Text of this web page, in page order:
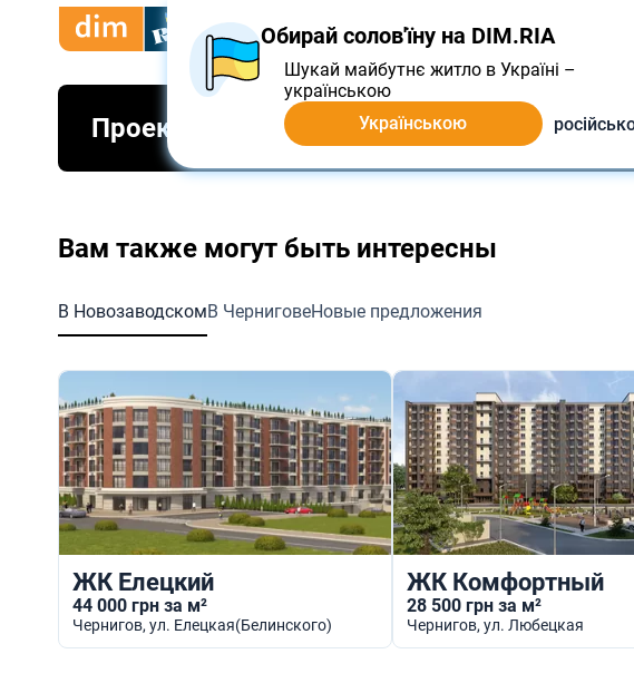
Купить Арендовать Продать От
Проект отменен
Вам также могут быть интересны
В НовозаводскомВ ЧерниговеНовые предложения
ЖК Елецкий
44 000 грн за м²
Чернигов, ул. Елецкая(Белинского)
ЖК Комфортный
28 500 грн за м²
Чернигов, ул. Любецкая
Обирай солов'їну на DIM.RIA
Шукай майбутнє житло в Україні –
українською
Українською